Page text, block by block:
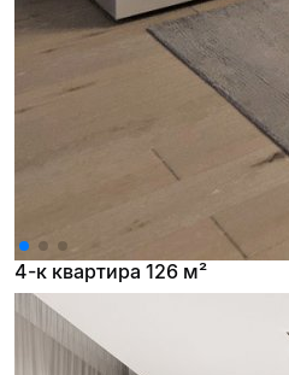
4-к квартира 126 м²